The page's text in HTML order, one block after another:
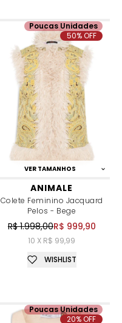
VER TAMANHOS
ANIMALE
Colete Feminino Jacquard
Pelos - Bege
R$ 1.998,00R$ 999,90
10 X R$ 99,99
Poucas Unidades
50% OFF
WISHLIST
Poucas Unidades
20% OFF